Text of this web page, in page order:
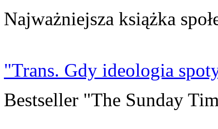
Najważniejsza książka
"Trans. Gdy ideologia
Bestseller "The Sunday